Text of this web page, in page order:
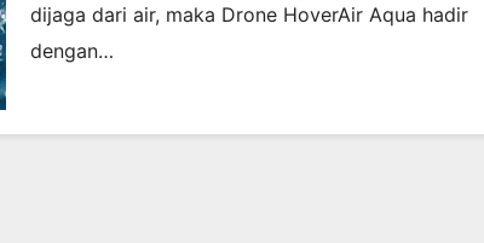
dijaga dari air, maka Drone HoverAir Aqua hadir
dengan…